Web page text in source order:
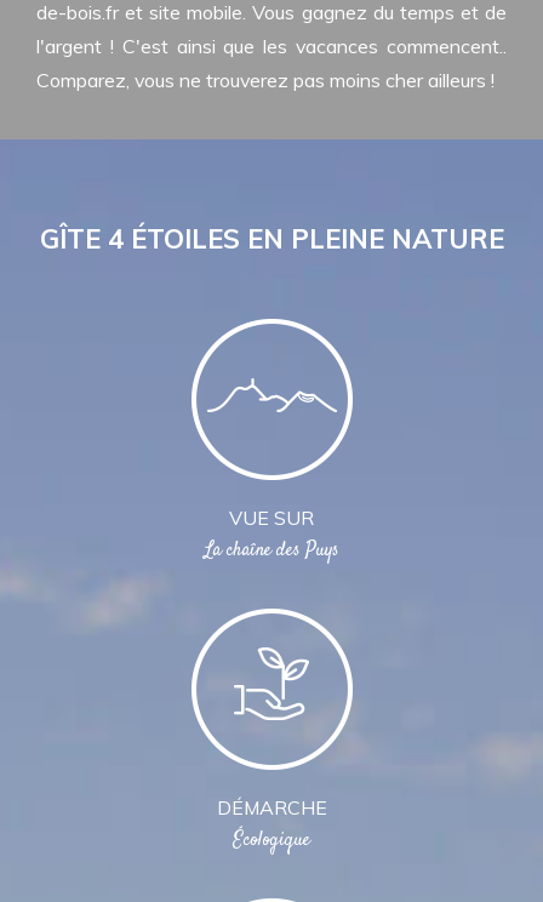
de-bois.fr et site mobile. Vous gagnez du temps et de
l'argent ! C'est ainsi que les vacances commencent..
Comparez, vous ne trouverez pas moins cher ailleurs !
GÎTE 4 ÉTOILES EN PLEINE NATURE
VUE SUR
La chaîne des Puys
DÉMARCHE
Écologique